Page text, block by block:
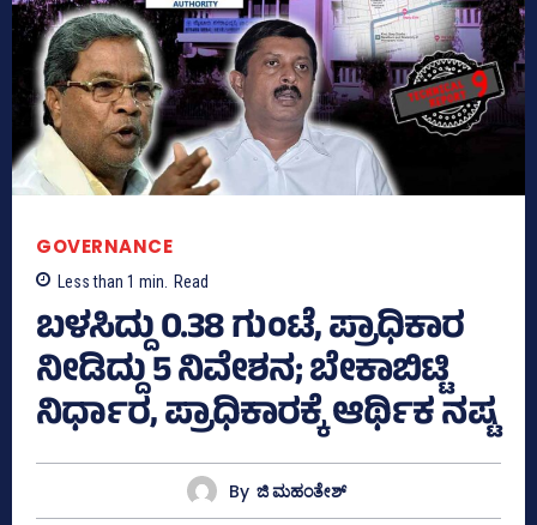
GOVERNANCE
Less than 1 min. Read
ಬಳಸಿದ್ದು 0.38 ಗುಂಟೆ, ಪ್ರಾಧಿಕಾರ
ನೀಡಿದ್ದು 5 ನಿವೇಶನ; ಬೇಕಾಬಿಟ್ಟಿ
ನಿರ್ಧಾರ, ಪ್ರಾಧಿಕಾರಕ್ಕೆ ಆರ್ಥಿಕ ನಷ್ಟ
By ಜಿ ಮಹಂತೇಶ್